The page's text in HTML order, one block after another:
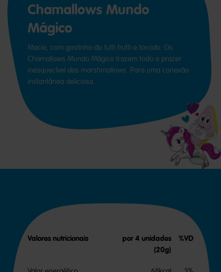
Chamallows Mundo
Mágico
Macio, com gostinho de tutti frutti e torcido: Os
Chamallows Mundo Mágico trazem todo o prazer
inesquecível dos marshmallows. Para uma conexão
instantânea deliciosa.
Valores nutricionais
por 4 unidades
(20g)
%VD